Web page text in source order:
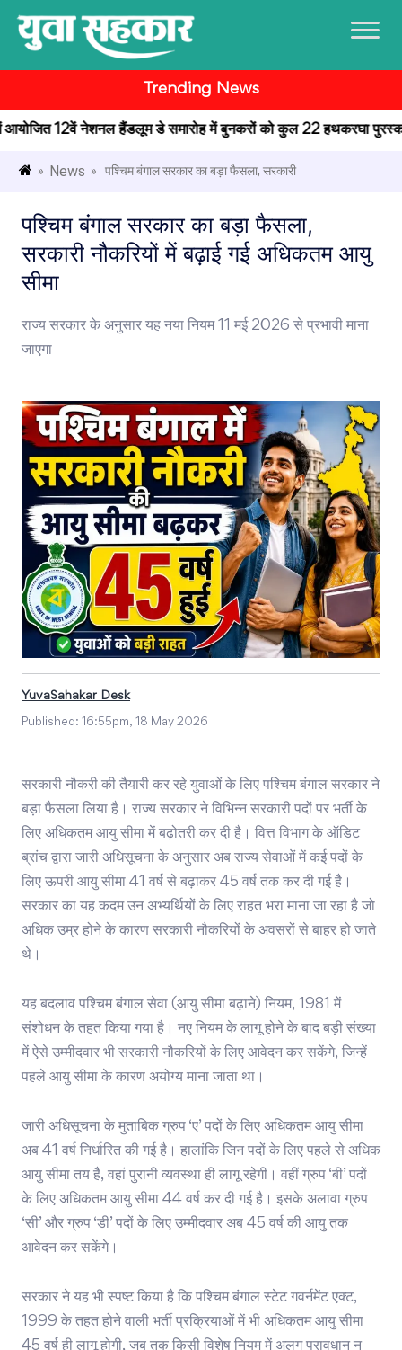
Trending News
12वें नेशनल हैंडलूम डे समारोह में बुनकरों को कुल 22 हथकरघा पुरस्कार
» News » पश्चिम बंगाल सरकार का बड़ा फैसला, सरकारी
पश्चिम बंगाल सरकार का बड़ा फैसला,
सरकारी नौकरियों में बढ़ाई गई अधिकतम आयु
सीमा
राज्य सरकार के अनुसार यह नया नियम 11 मई 2026 से प्रभावी माना
जाएगा
YuvaSahakar Desk
Published: 16:55pm, 18 May 2026
सरकारी नौकरी की तैयारी कर रहे युवाओं के लिए पश्चिम बंगाल सरकार ने
बड़ा फैसला लिया है। राज्य सरकार ने विभिन्न सरकारी पदों पर भर्ती के
लिए अधिकतम आयु सीमा में बढ़ोतरी कर दी है। वित्त विभाग के ऑडिट
ब्रांच द्वारा जारी अधिसूचना के अनुसार अब राज्य सेवाओं में कई पदों के
लिए ऊपरी आयु सीमा 41 वर्ष से बढ़ाकर 45 वर्ष तक कर दी गई है।
सरकार का यह कदम उन अभ्यर्थियों के लिए राहत भरा माना जा रहा है जो
अधिक उम्र होने के कारण सरकारी नौकरियों के अवसरों से बाहर हो जाते
थे।
यह बदलाव पश्चिम बंगाल सेवा (आयु सीमा बढ़ाने) नियम, 1981 में
संशोधन के तहत किया गया है। नए नियम के लागू होने के बाद बड़ी संख्या
में ऐसे उम्मीदवार भी सरकारी नौकरियों के लिए आवेदन कर सकेंगे, जिन्हें
पहले आयु सीमा के कारण अयोग्य माना जाता था।
जारी अधिसूचना के मुताबिक ग्रुप ‘ए’ पदों के लिए अधिकतम आयु सीमा
अब 41 वर्ष निर्धारित की गई है। हालांकि जिन पदों के लिए पहले से अधिक
आयु सीमा तय है, वहां पुरानी व्यवस्था ही लागू रहेगी। वहीं ग्रुप ‘बी’ पदों
के लिए अधिकतम आयु सीमा 44 वर्ष कर दी गई है। इसके अलावा ग्रुप
‘सी’ और ग्रुप ‘डी’ पदों के लिए उम्मीदवार अब 45 वर्ष की आयु तक
आवेदन कर सकेंगे।
सरकार ने यह भी स्पष्ट किया है कि पश्चिम बंगाल स्टेट गवर्नमेंट एक्ट,
1999 के तहत होने वाली भर्ती प्रक्रियाओं में भी अधिकतम आयु सीमा
45 वर्ष ही लागू होगी, जब तक किसी विशेष नियम में अलग प्रावधान न